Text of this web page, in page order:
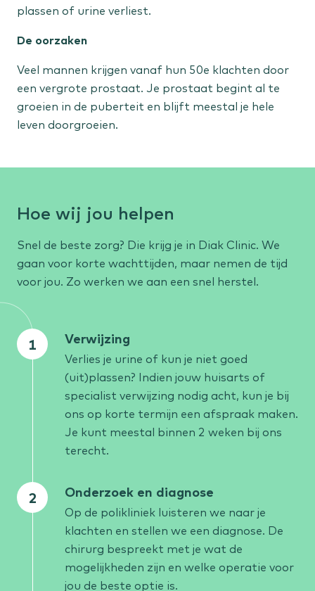
plassen of urine verliest.
De oorzaken
Veel mannen krijgen vanaf hun 50e klachten door
een vergrote prostaat. Je prostaat begint al te
groeien in de puberteit en blijft meestal je hele
leven doorgroeien.
Hoe wij jou helpen
Snel de beste zorg? Die krijg je in Diak Clinic. We
gaan voor korte wachttijden, maar nemen de tijd
voor jou. Zo werken we aan een snel herstel.
Verwijzing
Verlies je urine of kun je niet goed
(uit)plassen? Indien jouw huisarts of
specialist verwijzing nodig acht, kun je bij
ons op korte termijn een afspraak maken.
Je kunt meestal binnen 2 weken bij ons
terecht.
Onderzoek en diagnose
Op de polikliniek luisteren we naar je
klachten en stellen we een diagnose. De
chirurg bespreekt met je wat de
mogelijkheden zijn en welke operatie voor
jou de beste optie is.